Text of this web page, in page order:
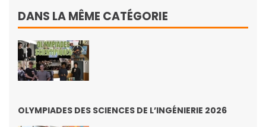
DANS LA MÊME CATÉGORIE
OLYMPIADES DES SCIENCES DE L’INGÉNIERIE 2026